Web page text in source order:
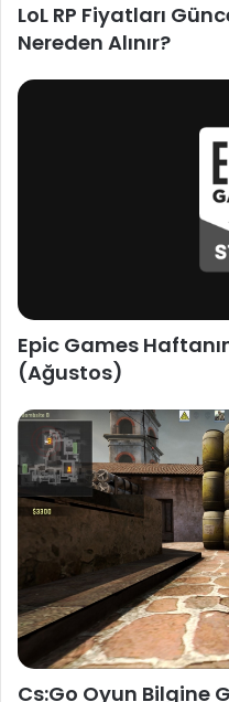
LoL RP Fiyatları
Nereden Alınır?
Epic Games
(Ağustos)
Cs:Go Oyun Bilgine